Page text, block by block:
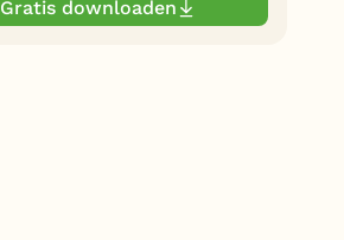
Gratis downloaden